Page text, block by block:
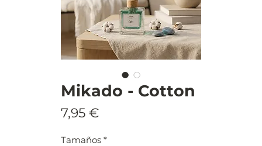
Mikado - Cotton
7,95 €
Tamaños *